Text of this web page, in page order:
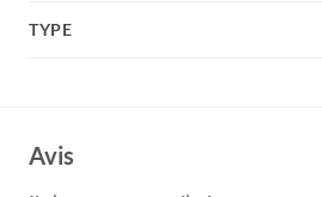
TYPE
Avis